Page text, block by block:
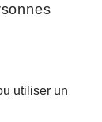
utiliser un